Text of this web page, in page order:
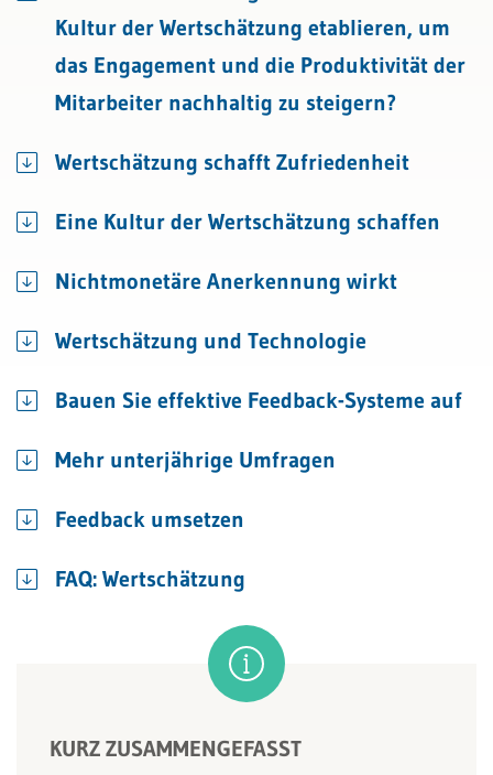
Kultur der Wertschätzung etablieren, um
das Engagement und die Produktivität der
Mitarbeiter nachhaltig zu steigern?
Wertschätzung schafft Zufriedenheit
Eine Kultur der Wertschätzung schaffen
Nichtmonetäre Anerkennung wirkt
Wertschätzung und Technologie
Bauen Sie effektive Feedback-Systeme auf
Mehr unterjährige Umfragen
Feedback umsetzen
FAQ: Wertschätzung
KURZ ZUSAMMENGEFASST